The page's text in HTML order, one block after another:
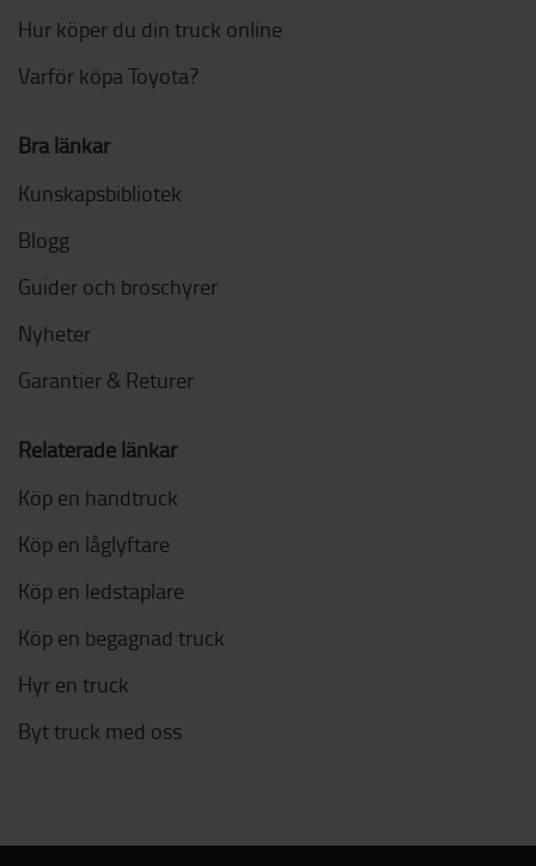
Hur köper du din truck online
Varför köpa Toyota?
Bra länkar
Kunskapsbibliotek
Blogg
Guider och broschyrer
Nyheter
Garantier & Returer
Relaterade länkar
Köp en handtruck
Köp en låglyftare
Köp en ledstaplare
Köp en begagnad truck
Hyr en truck
Byt truck med oss